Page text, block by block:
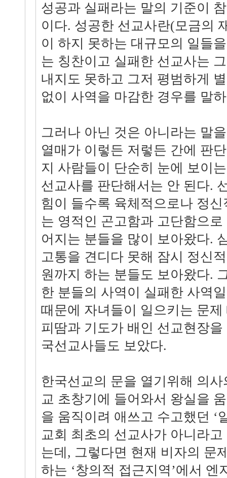
성공과 실패라는 말의 기준이
이다. 성공한 선교사란(모금의
이 하지 못하는 대규모의 일들
는 칭찬이고 실패한 선교사는
내지도 못하고 그저 평범하게
없이 사역을 마감한 경우를 말
그러나 아닌 것은 아니라는 말
열매가 이렇든 저렇든 간에 판
지 사람들이 단순히 눈에 보이
선교사를 판단해서는 안 된다.
힘이 들수록 육체적으로나 정
는 영적인 곤고함과 고단함으
어지는 분들을 많이 보아왔다.
고통을 견디다 못해 잠시 정신
원까지 하는 분들도 보아왔다.
한 분들의 사역이 실패한 사역
때문에 자녀들이 일으키는 문
피땀과 기도가 배인 선교현장
국선교사들도 보았다.
한국선교의 문을 열기위해 의
교 초창기에 들어와서 왕실을
을 움직이려 애쓰고 수고했던 ‘
교회 최초의 선교사가 아니라
는데, 그렇다면 현재 비자의 문
하는 ‘창의적 접근지역’에서 엔